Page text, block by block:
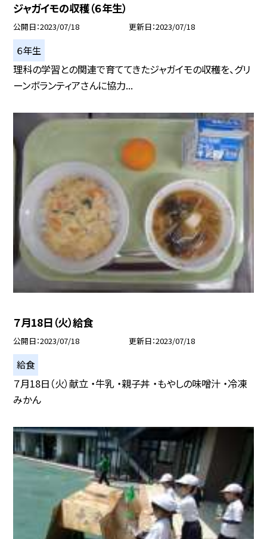
ジャガイモの収穫（６年生）
公開日 2023/07/18 更新日 2023/07/18
６年生
理科の学習との関連で育ててきたジャガイモの収穫を、グリ
ーンボランティアさんに協力...
７月18日（火）給食
公開日 2023/07/18 更新日 2023/07/18
給食
７月18日（火）献立 ・牛乳 ・親子丼 ・もやしの味噌汁 ・冷凍
みかん